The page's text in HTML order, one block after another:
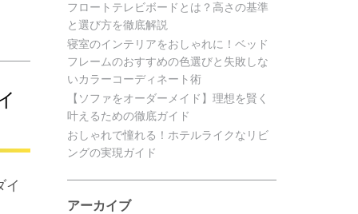
イ
フロートテレビボードとは？高さの基準
と選び方を徹底解説
寝室のインテリアをおしゃれに！ベッド
フレームのおすすめの色選びと失敗しな
いカラーコーディネート術
【ソファをオーダーメイド】理想を賢く
叶えるための徹底ガイド
おしゃれで憧れる！ホテルライクなリビ
ングの実現ガイド
アーカイブ